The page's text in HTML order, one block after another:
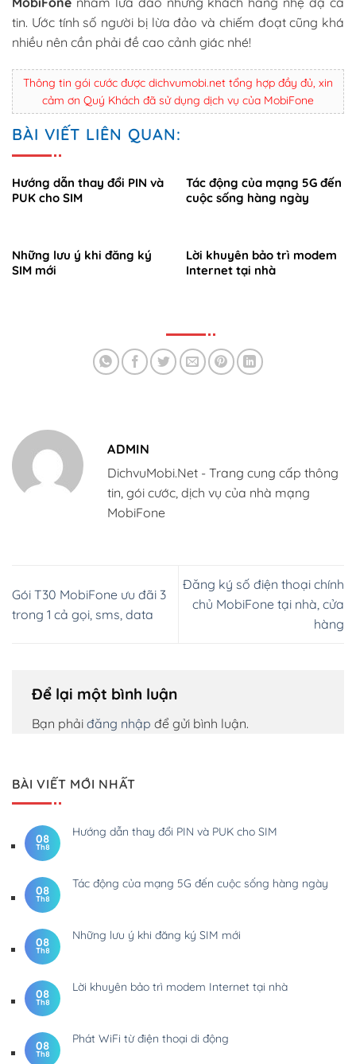
tin. Ước tính số người bị lừa đảo và chiếm đoạt cũng khá
nhiều nên cần phải đề cao cảnh giác nhé!
Thông tin gói cước được dichvumobi.net tổng hợp đầy đủ, xin
cảm ơn Quý Khách đã sử dụng dịch vụ của MobiFone
BÀI VIẾT LIÊN QUAN:
Hướng dẫn thay đổi PIN và
PUK cho SIM
Tác động của mạng 5G đến
cuộc sống hàng ngày
Những lưu ý khi đăng ký
SIM mới
Lời khuyên bảo trì modem
Internet tại nhà
ADMIN
DichvuMobi.Net - Trang cung cấp thông
tin, gói cước, dịch vụ của nhà mạng
MobiFone
Gói T30 MobiFone ưu đãi 3
trong 1 cả gọi, sms, data
Đăng ký số điện thoại chính
chủ MobiFone tại nhà, cửa
hàng
Để lại một bình luận
Bạn phải đăng nhập để gửi bình luận.
BÀI VIẾT MỚI NHẤT
08
Th8
Hướng dẫn thay đổi PIN và PUK cho SIM
08
Th8
Tác động của mạng 5G đến cuộc sống hàng ngày
08
Th8
Những lưu ý khi đăng ký SIM mới
08
Th8
Lời khuyên bảo trì modem Internet tại nhà
08
Th8
Phát WiFi từ điện thoại di động